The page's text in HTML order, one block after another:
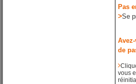
Pas
>Se
de
vous